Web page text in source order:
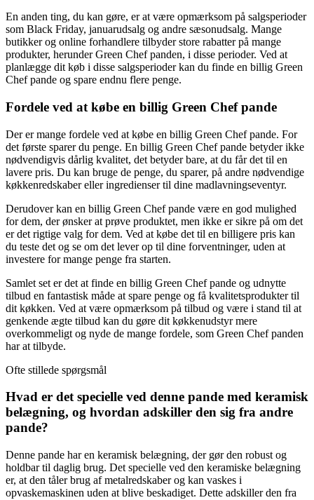
En anden ting, du kan gøre, er at være opmærksom på salgsperioder
som Black Friday, januarudsalg og andre sæsonudsalg. Mange
butikker og online forhandlere tilbyder store rabatter på mange
produkter, herunder Green Chef panden, i disse perioder. Ved at
planlægge dit køb i disse salgsperioder kan du finde en billig Green
Chef pande og spare endnu flere penge.
Fordele ved at købe en billig Green Chef pande
Der er mange fordele ved at købe en billig Green Chef pande. For
det første sparer du penge. En billig Green Chef pande betyder ikke
nødvendigvis dårlig kvalitet, det betyder bare, at du får det til en
lavere pris. Du kan bruge de penge, du sparer, på andre nødvendige
køkkenredskaber eller ingredienser til dine madlavningseventyr.
Derudover kan en billig Green Chef pande være en god mulighed
for dem, der ønsker at prøve produktet, men ikke er sikre på om det
er det rigtige valg for dem. Ved at købe det til en billigere pris kan
du teste det og se om det lever op til dine forventninger, uden at
investere for mange penge fra starten.
Samlet set er det at finde en billig Green Chef pande og udnytte
tilbud en fantastisk måde at spare penge og få kvalitetsprodukter til
dit køkken. Ved at være opmærksom på tilbud og være i stand til at
genkende ægte tilbud kan du gøre dit køkkenudstyr mere
overkommeligt og nyde de mange fordele, som Green Chef panden
har at tilbyde.
Ofte stillede spørgsmål
Hvad er det specielle ved denne pande med keramisk
belægning, og hvordan adskiller den sig fra andre
pande?
Denne pande har en keramisk belægning, der gør den robust og
holdbar til daglig brug. Det specielle ved den keramiske belægning
er, at den tåler brug af metalredskaber og kan vaskes i
opvaskemaskinen uden at blive beskadiget. Dette adskiller den fra